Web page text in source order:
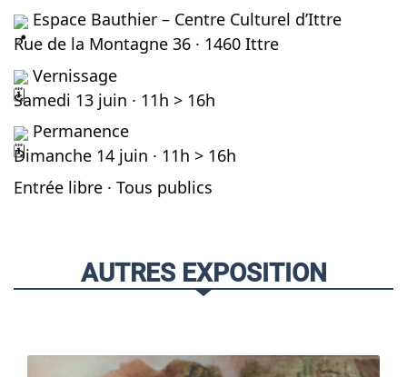
Espace Bauthier – Centre Culturel d’Ittre
Rue de la Montagne 36 · 1460 Ittre
Vernissage
Samedi 13 juin · 11h > 16h
Permanence
Dimanche 14 juin · 11h > 16h
Entrée libre · Tous publics
AUTRES EXPOSITION